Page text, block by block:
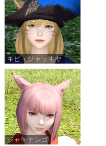
キピ・ジャッキヤ
ジャ・ナンゴ